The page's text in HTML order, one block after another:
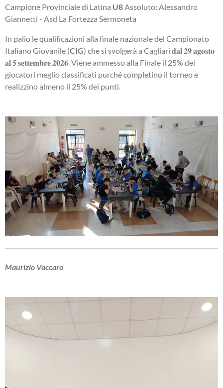
Campione Provinciale di Latina U8Assoluto: Alessandro
Giannetti - Asd La Fortezza Sermoneta
In palio le qualificazioni alla finale nazionale del Campionato
Italiano Giovanile (CIG) che si svolgerà a Cagliari 𝐝𝐚𝐥 𝟐𝟗 𝐚𝐠𝐨𝐬𝐭𝐨
𝐚𝐥 𝟓 𝐬𝐞𝐭𝐭𝐞𝐦𝐛𝐫𝐞 𝟐𝟎𝟐𝟔. Vieneammessoalla Finale il 25% dei
giocatori meglio classificati purché completino il torneo e
realizzino almeno il 25% dei punti.
Maurizio Vaccaro